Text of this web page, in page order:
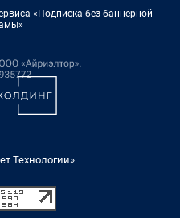
«Подписка без баннерной
Технологии»